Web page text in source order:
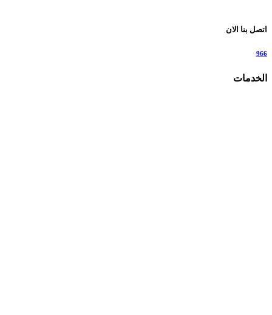
اتصل بنا الان
966
الخدمات